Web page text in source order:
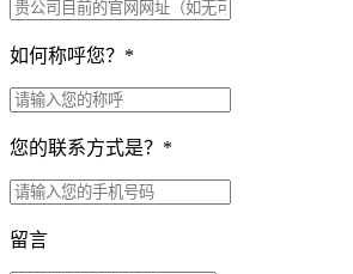
如何称呼您？ *
您的联系方式是？ *
留言